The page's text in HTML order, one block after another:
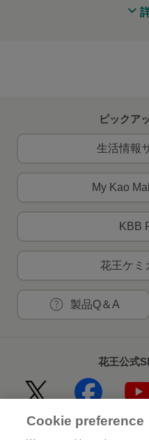
ピックア
生活情報
My Kao
KBB
花王ケミ
製品Q＆A
花王公式
Cookie preference